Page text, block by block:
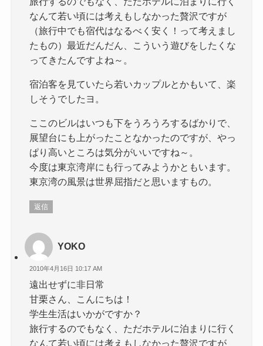
なんて若い頃には考えもしなかった贅沢ですが
（旅行中でも宿代はなるべく安く！って考えまし
たもの）最近だんだん、こういう遊びをしたくな
ってきたんですよね～。
宿泊客を見ていたら若いカップルとかもいて、楽
しそうでしたヨ。
ここのビルはいつも下をうろうろするばかりで、
展望台にも上がったことなかったのですが、やっ
ぱり高いところは気分がいいですね～。
今度は東京湾岸にも行ってみようかともいます。
東京湾の風景は世界屈指だと思いますもの。
返信
YOKO
2010年4月16日 10:17 AM
遠出せずに非日常
甘栗さん、こんにちは！
学生生活はいかがですか？
旅行するのでもなく、ただホテルに泊まりに行く
なんて若い頃には考えもしなかった贅沢ですが